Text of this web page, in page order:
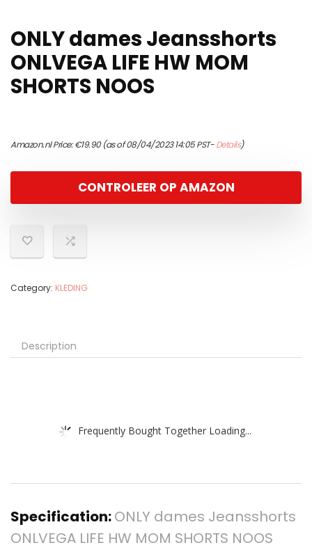
ONLY dames Jeansshorts
ONLVEGA LIFE HW MOM
SHORTS NOOS
Amazon.nl Price:€19.90(as of 08/04/2023 14:05 PST-Details)
CONTROLEER OP AMAZON
Category: KLEDING
Description
Frequently Bought Together Loading...
Specification:ONLY dames Jeansshorts
ONLVEGA LIFE HW MOM SHORTS NOOS